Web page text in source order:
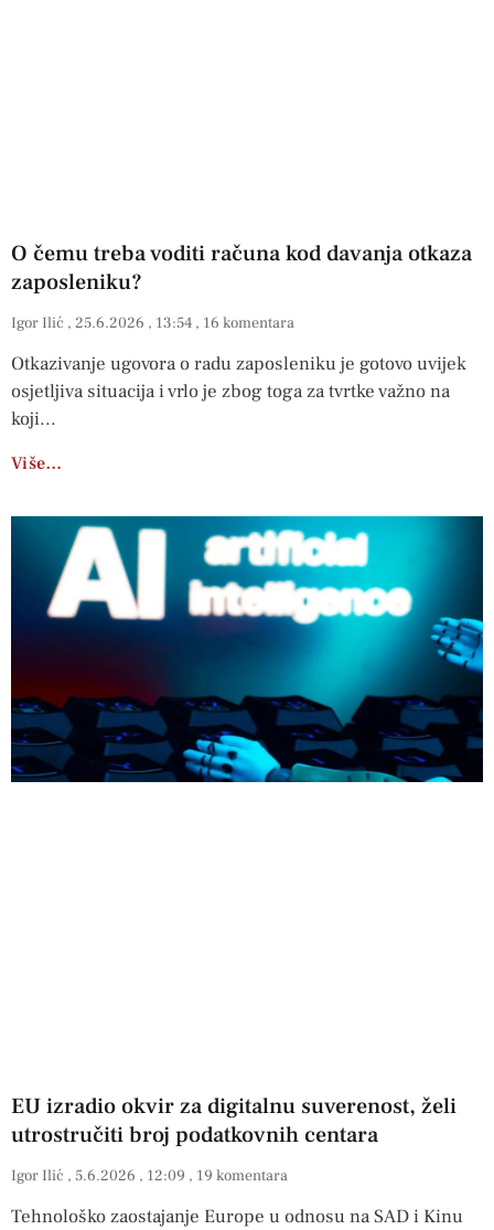
O čemu treba voditi računa kod davanja otkaza
zaposleniku?
Igor Ilić 25.6.2026 13:54 16 komentara
Otkazivanje ugovora o radu zaposleniku je gotovo uvijek
osjetljiva situacija i vrlo je zbog toga za tvrtke važno na
koji
Više…
EU izradio okvir za digitalnu suverenost, želi
utrostručiti broj podatkovnih centara
Igor Ilić 5.6.2026 12:09 19 komentara
Tehnološko zaostajanje Europe u odnosu na SAD i Kinu